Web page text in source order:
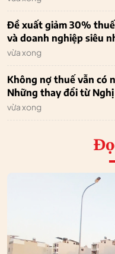
Đề xuất giảm 30%
và doanh nghiệp siêu
vừa xong
Không nợ thuế vẫn có
Những thay đổi từ
vừa xong